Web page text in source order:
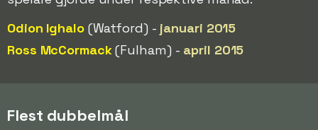
Odion Ighalo(Watford) - januari 2015
Ross McCormack(Fulham) - april 2015
Flest dubbelmål